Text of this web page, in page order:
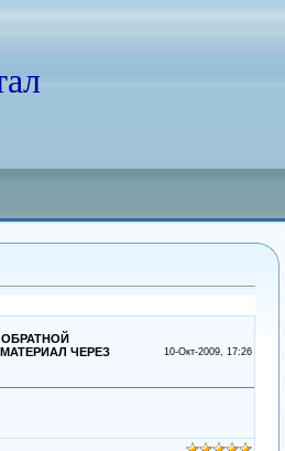
ЧЕРЕЗ
10-Окт-2009, 17:26